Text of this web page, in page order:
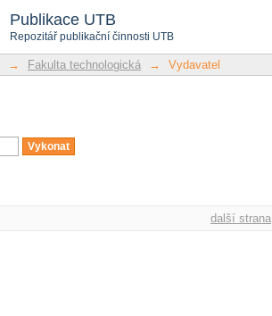
Publikace UTB
Repozitář publikační činnosti UTB
→ Fakulta technologická → Vydavatel
další strana